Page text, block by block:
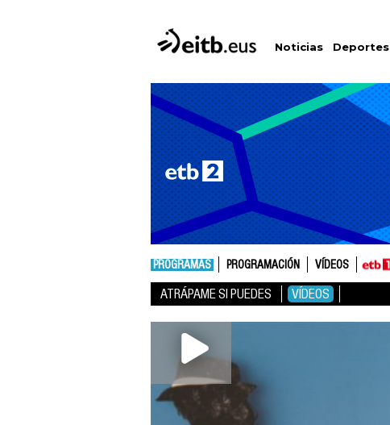
Noticias Deportes
PROGRAMAS PROGRAMACIÓN VÍDEOS
ATRÁPAME SI PUEDES VÍDEOS